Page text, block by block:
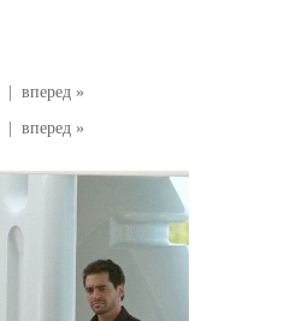
вперед »
вперед »